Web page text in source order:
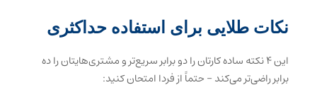
نکات طلایی برای استفاده حداکثری
این 4 نکته ساده کارتان را دو برابر سریع‌تر و مشتری‌هایتان را ده
برابر راضی‌تر می‌کند – حتماً از فردا امتحان کنید: